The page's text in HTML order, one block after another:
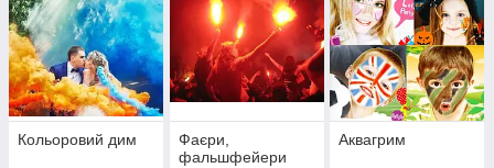
Кольоровий дим
Фаєри,
фальшфейери
Аквагрим